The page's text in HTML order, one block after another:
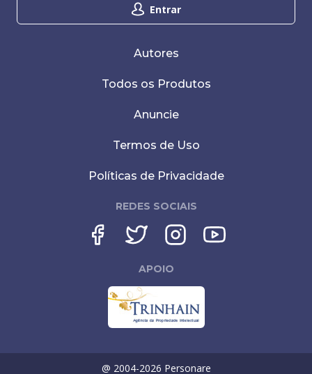
Entrar
Autores
Todos os Produtos
Anuncie
Termos de Uso
Políticas de Privacidade
REDES SOCIAIS
APOIO
@ 2004-2026 Personare